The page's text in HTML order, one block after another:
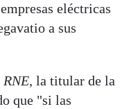
eléctricas
a sus
RNE, la titular de la
que "si las